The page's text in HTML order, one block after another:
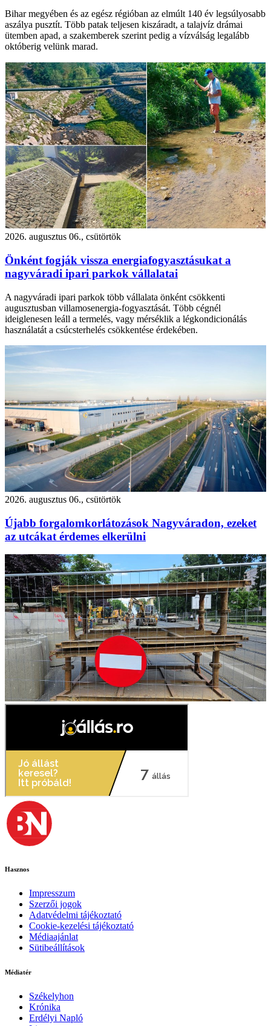
Bihar megyében és az egész régióban az elmúlt 140 év legsúlyosabb
aszálya pusztít. Több patak teljesen kiszáradt, a talajvíz drámai
ütemben apad, a szakemberek szerint pedig a vízválság legalább
októberig velünk marad.
2026. augusztus 06., csütörtök
Önként fogják vissza energiafogyasztásukat a
nagyváradi ipari parkok vállalatai
A nagyváradi ipari parkok több vállalata önként csökkenti
augusztusban villamosenergia-fogyasztását. Több cégnél
ideiglenesen leáll a termelés, vagy mérséklik a légkondicionálás
használatát a csúcsterhelés csökkentése érdekében.
2026. augusztus 06., csütörtök
Újabb forgalomkorlátozások Nagyváradon, ezeket
az utcákat érdemes elkerülni
Hasznos
Impresszum
Szerzői jogok
Adatvédelmi tájékoztató
Cookie-kezelési tájékoztató
Médiaajánlat
Sütibeállítások
Médiatér
Székelyhon
Krónika
Erdélyi Napló